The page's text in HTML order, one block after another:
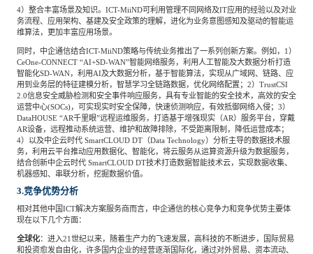
4）整合丰富场景及知识。ICT-MiiND可利用管理不同网络及IT应用的经验以及对业
务流程、应用架构、基建及安全政策的理解，进化为业务意图感知及驱动的智能运
维算法，更加丰富应用场景。
同时，中企通信结合ICT-MiiND策略与传统业务推出了一系列创新方案。例如，1）
CeOne-CONNECT “AI+SD-WAN”智能网络服务，利用人工智能及大数据分析打造
智能化SD-WAN，利用AI及大数据分析，基于智能算法，实现从广域网、链路、应
用到业务层的特征建模分析，智慧学习全链路数据，优化网络配置；2）TrustCSI
2.0信息安全威胁检测和安全事件响应服务，具有专业智能的安全技术，高效的安全
运营中心(SOCs)，可实现实时安全保障，快速侦测响应，有效抵御网络入侵；3）
DataHOUSE “AR千里眼”远程运维服务，打造基于增强现实（AR）服务平台，穿戴
AR设备，远程推动系统运营、维护和故障排除，不受距离限制，降低运营成本；
4）以及中企云时代 SmartCLOUD DT（Data Technology）分析主导的数据技术服
务，利用云平台推动应用数据化、智能化，将云服务从运算资源升级为数据服务，
结合创新中企云时代 SmartCLOUD DT技术打造数据智能技术云，实现数据收集、
机器感知、串联分析，挖掘数据价值。
3.竞争优势分析
相对其他中国ICT解决方案服务商而言，中企通信的核心竞争力和竞争优势主要体
现在以下几个方面：
全球化：进入21世纪以来，随着生产力的飞速发展，高科技的不断进步，国际贸易
和投资愈发自由化，许多国内企业的经营逐渐国际化，通过对外贸易、资本流动、